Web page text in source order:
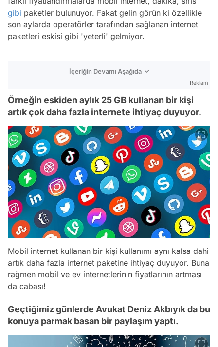
gibi paketler bulunuyor. Fakat gelin görün ki özellikle
son aylarda operatörler tarafından sağlanan internet
paketleri eskisi gibi 'yeterli' gelmiyor.
İçeriğin Devamı Aşağıda
Reklam
Örneğin eskiden aylık 25 GB kullanan bir kişi
artık çok daha fazla internete ihtiyaç duyuyor.
Mobil internet kullanan bir kişi kullanımı aynı kalsa dahi
artık daha fazla internet paketine ihtiyaç duyuyor. Buna
rağmen mobil ve ev internetlerinin fiyatlarının artması
da cabası!
Geçtiğimiz günlerde Avukat Deniz Akbıyık da bu
konuya parmak basan bir paylaşım yaptı.